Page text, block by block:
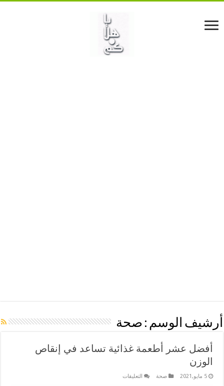
أرشيف الوسم : صحة
أفضل عشر أطعمة غذائية تساعد في إنقاص
الوزن
5 مايو,2021 صحة التعليقاتعلى